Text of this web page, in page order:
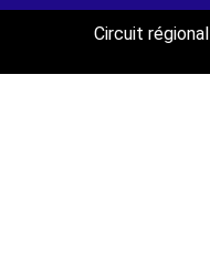
Circuit